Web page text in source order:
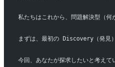
私たちはこれから、問題解決型（
まずは、最初の Discovery（発見
今回、あなたが探求したいと考え